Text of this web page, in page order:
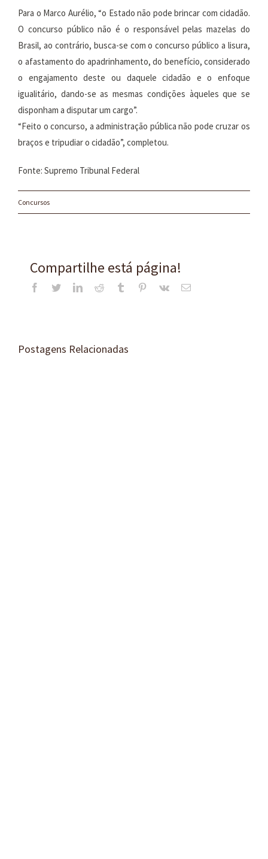
Para o Marco Aurélio, “o Estado não pode brincar com cidadão.
O concurso público não é o responsável pelas mazelas do
Brasil, ao contrário, busca-se com o concurso público a lisura,
o afastamento do apadrinhamento, do benefício, considerado
o engajamento deste ou daquele cidadão e o enfoque
igualitário, dando-se as mesmas condições àqueles que se
disponham a disputar um cargo”.
“Feito o concurso, a administração pública não pode cruzar os
braços e tripudiar o cidadão”, completou.
Fonte: Supremo Tribunal Federal
Concursos
Compartilhe está página!
Facebook
TwitterLinkedInReddit Tumblr Pinterest
Vk
E-
Postagens Relacionadas